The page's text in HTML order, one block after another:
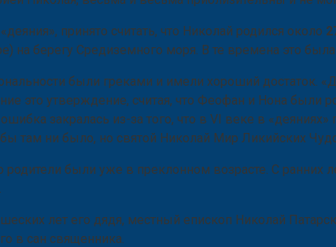
принято считать, что Николай родился около
на берегу Средиземного моря. В те времена это
были греками и имели хороший
это утверждение, считая, что Феофан и Нона были
закралась из-за того, что в VI веке в
там ни было, но святой Николай Мир Ликийских
родители были уже в преклонном возрасте. С
лет его дядя, местный епископ Николай
в сан священника.